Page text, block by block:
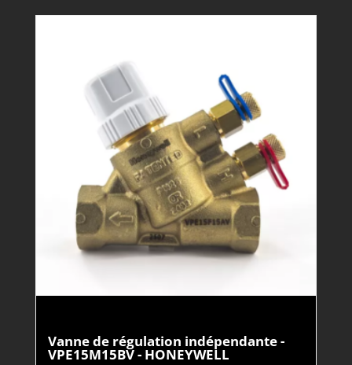
Vanne de régulation indépendante -
VPE15M15BV - HONEYWELL